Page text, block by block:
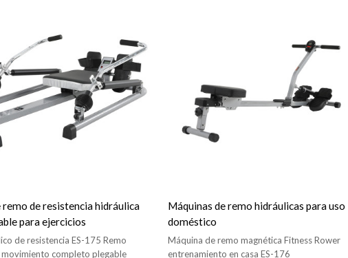
remo de resistencia hidráulica
para ejercicios
de resistencia ES-175 Remo
completo plegable
Máquinas de remo hidráulicas para uso
doméstico
Máquina de remo magnética Fitness Rower
entrenamiento en casa ES-176